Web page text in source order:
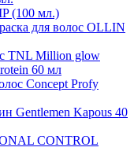
(100 мл.)
для волос OLLIN
TNL Million glow
60 мл
Concept Profy
Gentlemen Kapous 40
CONTROL